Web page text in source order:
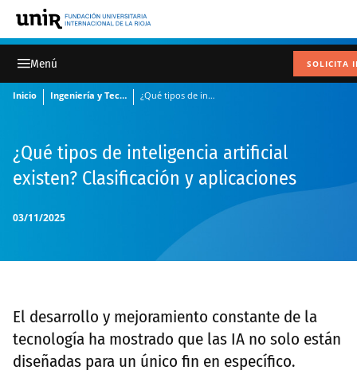
SOLICITA
Inicio Ingeniería y Tecnología ¿Qué tipos de inteligencia artificial existen? Clasificación y aplicaciones
03/11/2025
¿Qué tipos de inteligencia artificial
existen? Clasificación y aplicaciones
El desarrollo y mejoramiento constante de la
tecnología ha mostrado que las IA no solo están
diseñadas para un único fin en específico.